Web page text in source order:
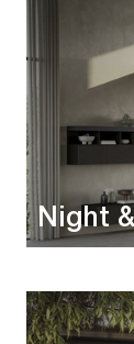
Night